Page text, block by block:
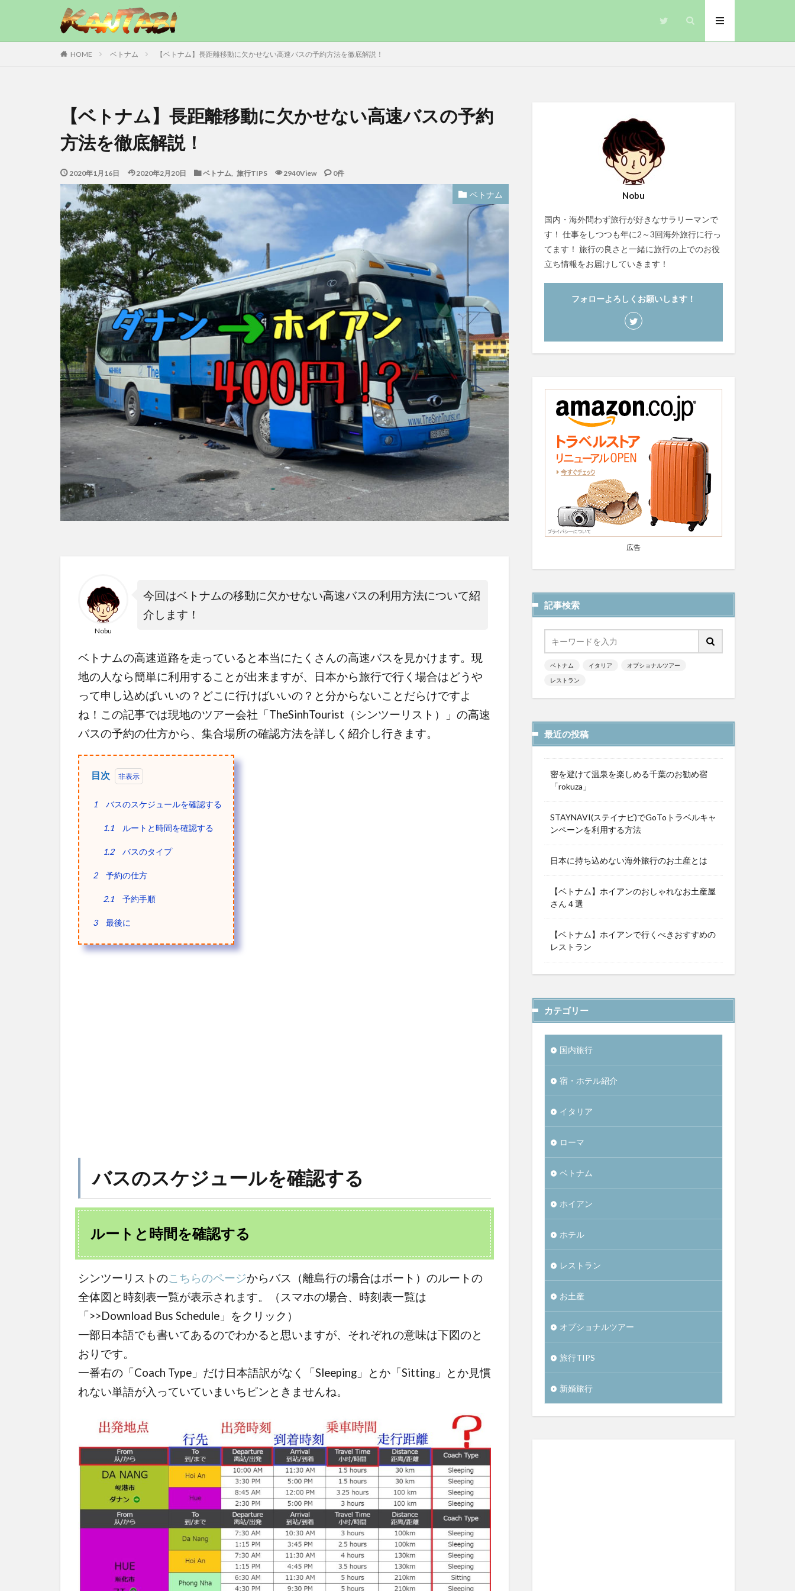
HOME ベトナム 【ベトナム】長距離移動に欠かせない高速バスの予約方法を徹底解説！
【ベトナム】長距離移動に欠かせない高速バスの予約
方法を徹底解説！
2020年1月16日 2020年2月20日 ベトナム 旅行TIPS 2940View 0件
ベトナム
Nobu
今回はベトナムの移動に欠かせない高速バスの利用方法について紹
介します！
ベトナムの高速道路を走っていると本当にたくさんの高速バスを見かけます。現
地の人なら簡単に利用することが出来ますが、日本から旅行で行く場合はどう や
って申し込めばいいの？どこに行けばいいの？と分からないことだらけですよ
ね！この記事では現地のツアー会社「TheSinhTourist（シンツーリスト）」の高速
バスの予約の仕方から、集合場所の確認方法を詳しく紹介し行きます。
目次
1 バスのスケジュールを確認する
1.1 ルートと時間を確認する
1.2 バスのタイプ
2 予約の仕方
2.1 予約手順
3 最後に
バスのスケジュールを確認する
ルートと時間を確認する
シンツーリストのこちらのページからバス（離島行の場合はボート）のルートの
全体図と時刻表一覧が表示されます。（スマホの場合、時刻表一覧は
「>>Download Bus Schedule」をクリック）
一部日本語でも書いてあるのでわかると思いますが、それぞれの意味は下図のと
おりです。
一番右の「Coach Type」だけ日本語訳がなく「Sleeping」とか「Sitting」とか見慣
れない単語が入っていていまいちピンときませんね。
Nobu
国内・海外問わず旅行が好きなサラリーマンで
す！ 仕事をしつつも年に2～3回海外旅行に行っ
てます！ 旅行の良さと一緒に旅行の上でのお役
立ち情報をお届けしていきます！
フォローよろしくお願いします！
広告
記事検索
ベトナム イタリア オプショナルツアー
レストラン
最近の投稿
密を避けて温泉を楽しめる千葉のお勧め宿
「rokuza」
STAYNAVI(ステイナビ)でGoToトラベルキャ
ンペーンを利用する方法
日本に持ち込めない海外旅行のお土産とは
【ベトナム】ホイアンのおしゃれなお土産屋
さん４選
【ベトナム】ホイアンで行くべきおすすめの
レストラン
カテゴリー
国内旅行
宿・ホテル紹介
イタリア
ローマ
ベトナム
ホイアン
ホテル
レストラン
お土産
オプショナルツアー
旅行TIPS
新婚旅行